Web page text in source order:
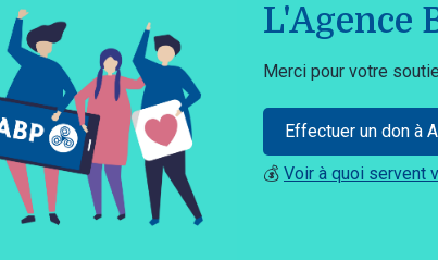
L'Agence
Merci pour votre
Effectuer un don à
💰 Voir à quoi servent